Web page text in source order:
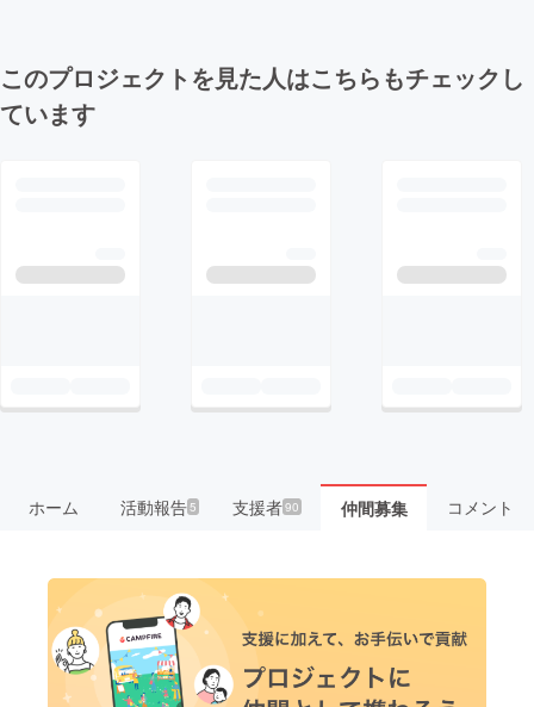
このプロジェクトを見た人はこちらもチェックし
ています
ホーム 活動報告5 支援者90 仲間募集 コメント